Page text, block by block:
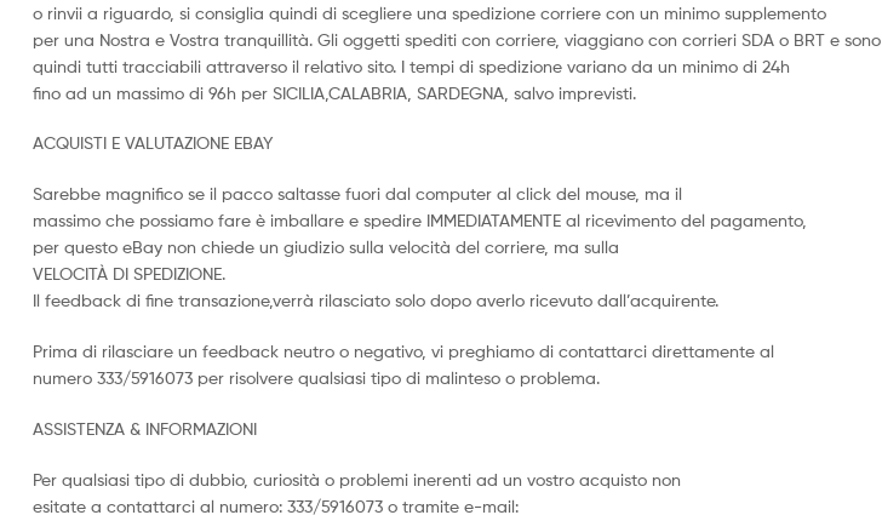
o rinvii a riguardo, si consiglia quindi di scegliere una spedizione corriere con un minimo supplemento
per una Nostra e Vostra tranquillità. Gli oggetti spediti con corriere, viaggiano con corrieri SDA o BRT e sono
quindi tutti tracciabili attraverso il relativo sito. I tempi di spedizione variano da un minimo di 24h
fino ad un massimo di 96h per SICILIA,CALABRIA, SARDEGNA, salvo imprevisti.
ACQUISTI E VALUTAZIONE EBAY
Sarebbe magnifico se il pacco saltasse fuori dal computer al click del mouse, ma il
massimo che possiamo fare è imballare e spedire IMMEDIATAMENTE al ricevimento del pagamento,
per questo eBay non chiede un giudizio sulla velocità del corriere, ma sulla
VELOCITÀ DI SPEDIZIONE.
Il feedback di fine transazione,verrà rilasciato solo dopo averlo ricevuto dall’acquirente.
Prima di rilasciare un feedback neutro o negativo, vi preghiamo di contattarci direttamente al
numero 333/5916073 per risolvere qualsiasi tipo di malinteso o problema.
ASSISTENZA & INFORMAZIONI
Per qualsiasi tipo di dubbio, curiosità o problemi inerenti ad un vostro acquisto non
esitate a contattarci al numero: 333/5916073 o tramite e-mail: